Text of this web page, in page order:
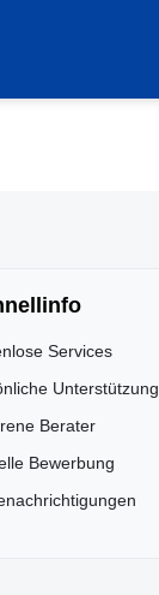
Services
Unterstützung
Berater
Bewerbung